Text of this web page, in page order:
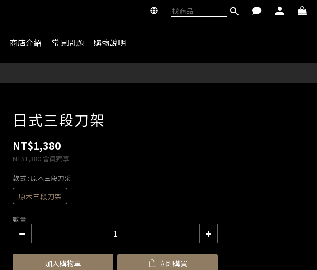
商店介紹 常見問題 購物說明
日式三段刀架
NT$1,380
NT$1,380 會員獨享
款式 : 原木三段刀架
原木三段刀架
數量
加入購物車 立即購買
立即購買